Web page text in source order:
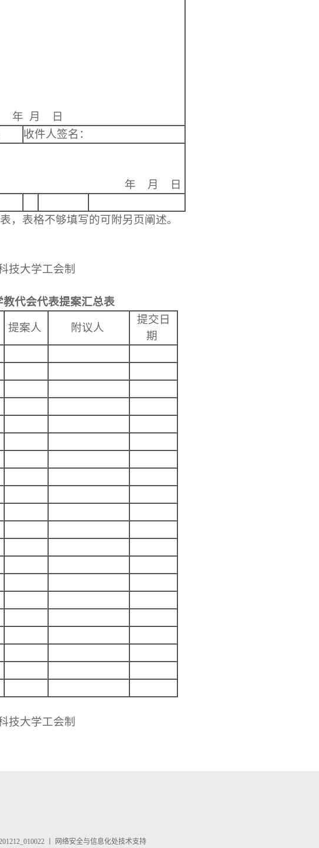
年 月 日
收件人签名：
年 月 日
，表格不够填写的可附另页阐述。
技大学工会制
代会代表提案汇总表
提案人 附议人
提交日
期
技大学工会制
丨 网络安全与信息化处技术支持